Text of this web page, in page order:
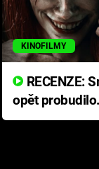
KINOFILMY
opět
přichází s